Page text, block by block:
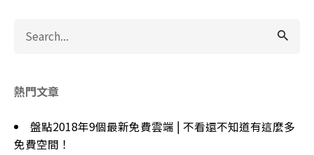
for
熱門文章
盤點2018年9個最新免費雲端 | 不看還不知道有這麼多
免費空間！